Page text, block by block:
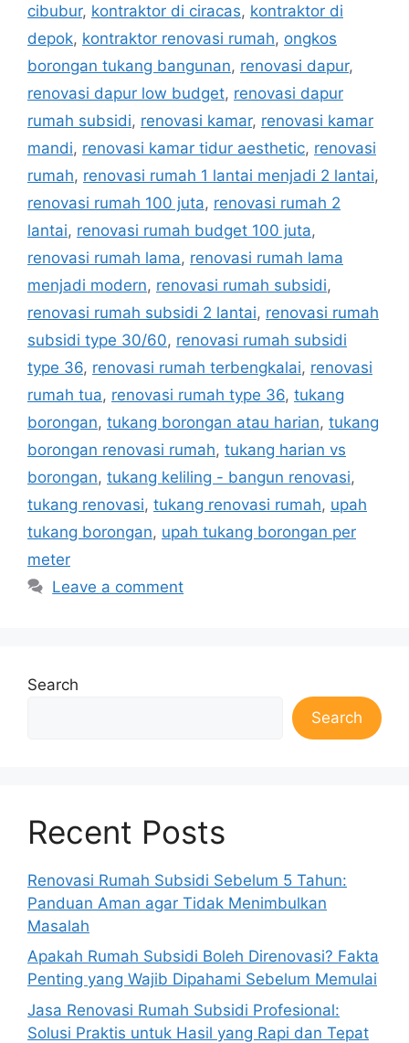
cibubur, kontraktor di ciracas, kontraktor di
depok, kontraktor renovasi rumah, ongkos
borongan tukang bangunan, renovasi dapur,
renovasi dapur low budget, renovasi dapur
rumah subsidi, renovasi kamar, renovasi kamar
mandi, renovasi kamar tidur aesthetic, renovasi
rumah, renovasi rumah 1 lantai menjadi 2 lantai,
renovasi rumah 100 juta, renovasi rumah 2
lantai, renovasi rumah budget 100 juta,
renovasi rumah lama, renovasi rumah lama
menjadi modern, renovasi rumah subsidi,
renovasi rumah subsidi 2 lantai, renovasi rumah
subsidi type 30/60, renovasi rumah subsidi
type 36, renovasi rumah terbengkalai, renovasi
rumah tua, renovasi rumah type 36, tukang
borongan, tukang borongan atau harian, tukang
borongan renovasi rumah, tukang harian vs
borongan, tukang keliling - bangun renovasi,
tukang renovasi, tukang renovasi rumah, upah
tukang borongan, upah tukang borongan per
meter
Leave a comment
Search
Search
Recent Posts
Renovasi Rumah Subsidi Sebelum 5 Tahun:
Panduan Aman agar Tidak Menimbulkan
Masalah
Apakah Rumah Subsidi Boleh Direnovasi? Fakta
Penting yang Wajib Dipahami Sebelum Memulai
Jasa Renovasi Rumah Subsidi Profesional:
Solusi Praktis untuk Hasil yang Rapi dan Tepat